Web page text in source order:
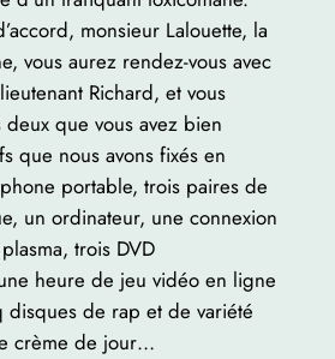
monsieur Lalouette, la
vous aurez rendez-vous avec
Richard, et vous
que vous avez bien
que nous avons fixés en
portable, trois paires de
un ordinateur, une connexion
trois DVD
heure de jeu vidéo en ligne
disques de rap et de variété
crème de jour…